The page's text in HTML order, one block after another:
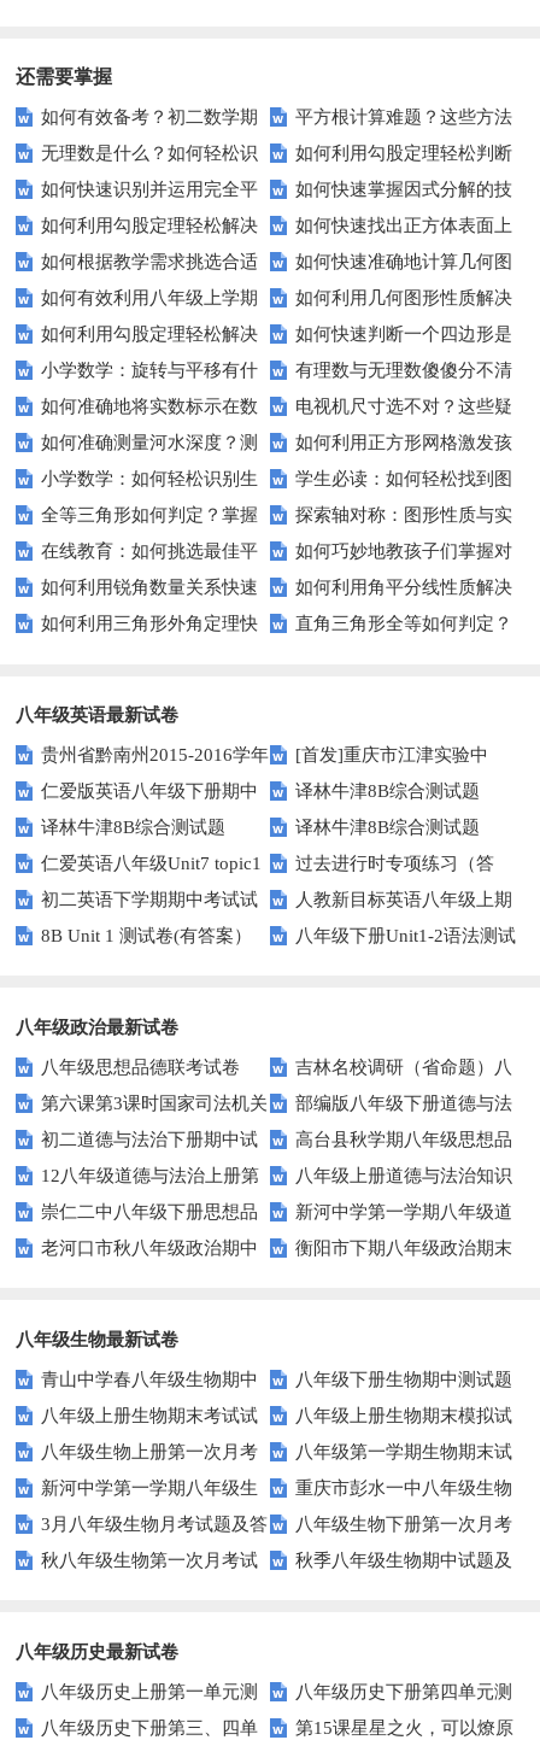
还需要掌握
如何有效备考？初二数学期
中测试复习全攻略
平方根计算难题？这些方法
让你轻松搞定！
无理数是什么？如何轻松识
别它们？
如何利用勾股定理轻松判断
直角三角形？
如何快速识别并运用完全平
方式解决数学问题？
如何快速掌握因式分解的技
巧？这些方法让你事半功倍！
如何利用勾股定理轻松解决
直角三角形问题？
如何快速找出正方体表面上
两点间的最短路径？——几何学
技巧分享
如何根据教学需求挑选合适
的电子白板尺寸？
如何快速准确地计算几何图
形的面积？
如何有效利用八年级上学期
数学期中试卷进行复习？
如何利用几何图形性质解决
实际问题？
如何利用勾股定理轻松解决
直角三角形问题？
如何快速判断一个四边形是
不是平行四边形？这里有诀窍！
小学数学：旋转与平移有什
么区别？如何在生活中找到它们
的影子？
有理数与无理数傻傻分不清
楚？这些例子告诉你答案！
如何准确地将实数标示在数
轴上？
电视机尺寸选不对？这些疑
问帮你找到合适尺寸！
如何准确测量河水深度？测
量方法全解析
如何利用正方形网格激发孩
子的创造力？
小学数学：如何轻松识别生
活中的轴对称图形？
学生必读：如何轻松找到图
形的对称轴？
全等三角形如何判定？掌握
这些技巧轻松解题
探索轴对称：图形性质与实
际应用疑问解答
在线教育：如何挑选最佳平
台以提升孩子学习效果？
如何巧妙地教孩子们掌握对
称图形的奥秘？
如何利用锐角数量关系快速
解答几何难题？
如何利用角平分线性质解决
几何难题？
如何利用三角形外角定理快
直角三角形全等如何判定？
八年级英语最新试卷
贵州省黔南州2015-2016学年
八年级上学期期末统考英语试题
（图片版）
[首发]重庆市江津实验中
学、李市中学、白沙中学2016-
2017学年八年级下学期期中联
考英语
仁爱版英语八年级下册期中
测试卷及答案
译林牛津8B综合测试题
（Unit2）
译林牛津8B综合测试题
（Unit1）
译林牛津8B综合测试题
（Unit3）
仁爱英语八年级Unit7 topic1
测试题及答案
过去进行时专项练习（答
案）
初二英语下学期期中考试试
卷
人教新目标英语八年级上期
末测试题1
8B Unit 1 测试卷(有答案）
八年级下册Unit1-2语法测试
八年级政治最新试卷
八年级思想品德联考试卷
吉林名校调研（省命题）八
年级下第一次月考政治试卷及答
案
第六课第3课时国家司法机关
测试题及答案
部编版八年级下册道德与法
治第一单元测试题及答案
初二道德与法治下册期中试
卷及答案
高台县秋学期八年级思想品
德期末试卷及答案
12八年级道德与法治上册第
二次月考试题
八年级上册道德与法治知识
点复习题 填充
崇仁二中八年级下册思想品
德第二次月考试卷及答案
新河中学第一学期八年级道
德与法治第三次月考试卷
老河口市秋八年级政治期中
衡阳市下期八年级政治期末
八年级生物最新试卷
青山中学春八年级生物期中
试题及答案
八年级下册生物期中测试题
八年级上册生物期末考试试
卷
八年级上册生物期末模拟试
题
八年级生物上册第一次月考
试题
八年级第一学期生物期末试
题及答案
新河中学第一学期八年级生
物第三次月考试卷
重庆市彭水一中八年级生物
第三次月考试卷及答案
3月八年级生物月考试题及答
案
八年级生物下册第一次月考
试题
秋八年级生物第一次月考试
秋季八年级生物期中试题及
八年级历史最新试卷
八年级历史上册第一单元测
试题及答案
八年级历史下册第四单元测
试题及答案
八年级历史下册第三、四单
第15课星星之火，可以燎原